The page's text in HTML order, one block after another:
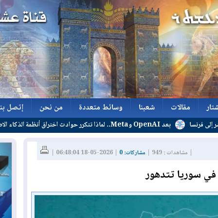
مقالات
مقالات
شعبنا
شعبنا
وسائط متعددة
وسائط متعددة
من نحن
من نحن
إتصل
إتصل
بعد OpenAI وMeta.. لماذا تتكرر حوادث اختراق أنظمة الذكاء الاصطناعي؟
| مشاهدات : 949 | مشاركات: 0
في سوريا تتدهور